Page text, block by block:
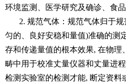
环境监测、医学研究及确诊、食品
2. 规范气体：规范气体归于
匀的、良好安稳和量值)准确的测
存和传递量值的根本效果, 在物理
畴中用于校准丈量仪器和丈量进
检测实验室的检测才能, 断定资料